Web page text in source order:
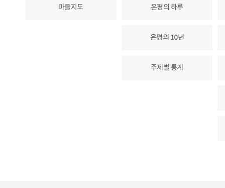
마을지도 은평의 하루
은평의 10년
주제별 통계